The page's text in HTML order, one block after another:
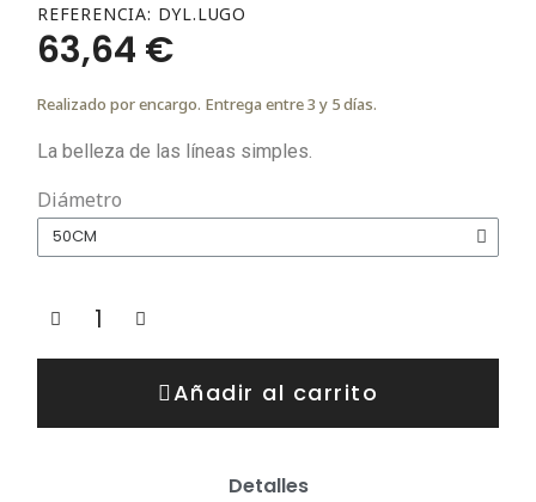
REFERENCIA DYL.LUGO
63,64 €
Realizado por encargo. Entrega entre 3 y 5 días.
La belleza de las líneas simples.
Diámetro
Añadir al carrito
Detalles